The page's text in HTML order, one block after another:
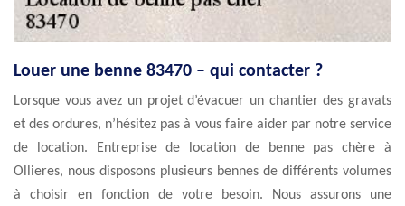
Louer une benne 83470 – qui contacter ?
Lorsque vous avez un projet d’évacuer un chantier des gravats
et des ordures, n’hésitez pas à vous faire aider par notre service
de location. Entreprise de location de benne pas chère à
Ollieres, nous disposons plusieurs bennes de différents volumes
à choisir en fonction de votre besoin. Nous assurons une